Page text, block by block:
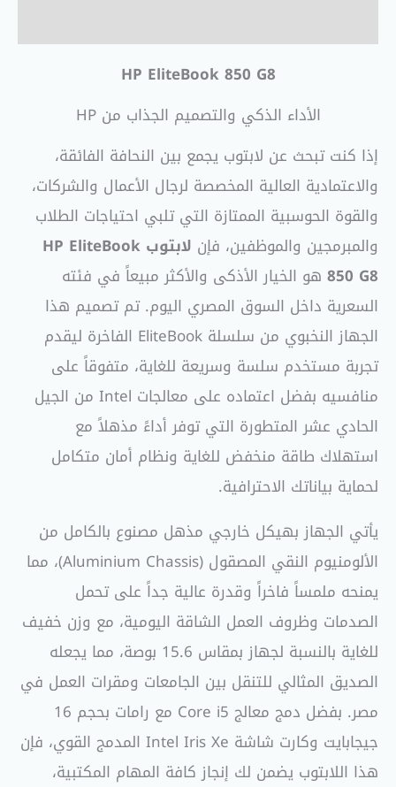
HP EliteBook 850 G8
الأداء الذكي والتصميم الجذاب من HP
إذا كنت تبحث عن لابتوب يجمع بين النحافة الفائقة،
والاعتمادية العالية المخصصة لرجال الأعمال والشركات،
والقوة الحوسبية الممتازة التي تلبي احتياجات الطلاب
والمبرمجين والموظفين، فإن
لابتوب HP EliteBook
850 G8 هو الخيار الأذكى والأكثر مبيعاً في فئته
السعرية داخل السوق المصري اليوم. تم تصميم هذا
الجهاز النخبوي من سلسلة EliteBook الفاخرة ليقدم
تجربة مستخدم سلسة وسريعة للغاية، متفوقاً على
منافسيه بفضل اعتماده على معالجات Intel من الجيل
الحادي عشر المتطورة التي توفر أداءً مذهلاً مع
استهلاك طاقة منخفض للغاية ونظام أمان متكامل
لحماية بياناتك الاحترافية.
يأتي الجهاز بهيكل خارجي مذهل مصنوع بالكامل من
الألومنيوم النقي المصقول (Aluminium Chassis)، مما
يمنحه ملمساً فاخراً وقدرة عالية جداً على تحمل
الصدمات وظروف العمل الشاقة اليومية، مع وزن خفيف
للغاية بالنسبة لجهاز بمقاس 15.6 بوصة، مما يجعله
الصديق المثالي للتنقل بين الجامعات ومقرات العمل في
مصر. بفضل دمج معالج Core i5 مع رامات بحجم 16
جيجابايت وكارت شاشة Intel Iris Xe المدمج القوي، فإن
هذا اللابتوب يضمن لك إنجاز كافة المهام المكتبية،